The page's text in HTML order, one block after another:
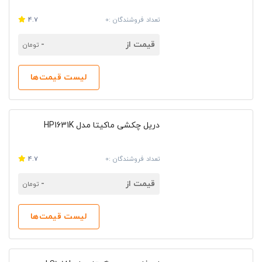
تفاوت رنگ محصولات آبی و سبز ماکیتا در
ابزار ماکیتا در دو رنگ سبز و آبی به بازار عرضه می‌شوند.
محصولات آبی و سبز از لحاظ شکل ظاهری شباهت زیادی
به یکدیگر دارند. محصولات SSP این شرکت به رنگ سبز و
راندنو مرجعی معتبر برای تهیه انواع ابزارآلات است و با
انتخابی مطمئن را برای خریداران فراهم می‌کند. در راندنو
می‌توانید استعلام قیمت کالای مورد نظر را از فروشنده مورد
نظر دریافت نمایید. همچنین علاوه بر صرفه‌جویی در زمان،
تعداد فروشندگان :0 4.7
قیمت از - تومان
لیست قیمت‌ها
دریل چکشی ماکیتا مدل HP1631K
تعداد فروشندگان :0 4.7
قیمت از - تومان
لیست قیمت‌ها